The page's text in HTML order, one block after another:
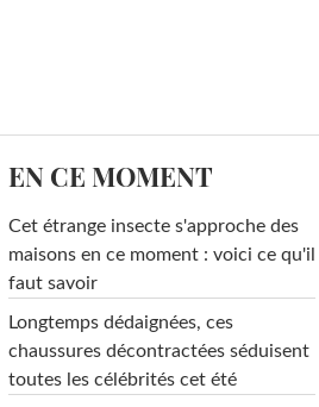
EN CE MOMENT
Cet étrange insecte s'approche des
maisons en ce moment : voici ce qu'il
faut savoir
Longtemps dédaignées, ces
chaussures décontractées séduisent
toutes les célébrités cet été